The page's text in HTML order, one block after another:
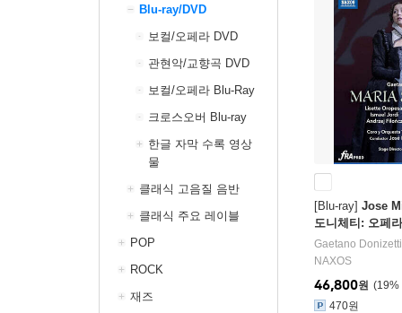
Blu-ray/DVD
보컬/오페라 DVD
관현악/교향곡 DVD
보컬/오페라 Blu-Ray
크로스오버 Blu-ray
한글 자막 수록 영상
물
클래식 고음질 음반
클래식 주요 레이블
POP
ROCK
재즈
[Blu-ray] Jose
도니체티: 오페
다` (Donizetti:
da`)
Gaetano Donizetti
NAXOS
19%
46,800원
470원